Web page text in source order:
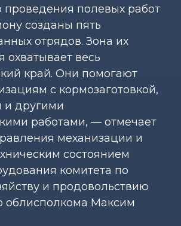
проведения полевых работ
созданы пять
отрядов. Зона их
охватывает весь
край. Они помогают
с кормозаготовкой,
и другими
работами, — отмечает
механизации и
состоянием
комитета по
и продовольствию
облисполкома Максим